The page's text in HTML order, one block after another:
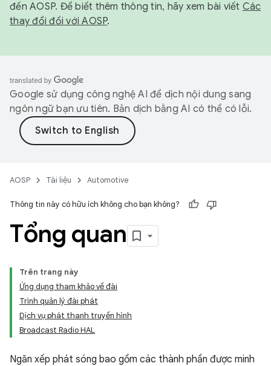
đến AOSP. Để biết thêm thông tin, hãy xem bài viết Các
thay đổi đối với AOSP.
Google sử dụng công nghệ AI để dịch nội dung sang
ngôn ngữ bạn ưu tiên. Bản dịch bằng AI có thể có lỗi.
AOSP Tài liệu Automotive
Thông tin này có hữu ích không cho bạn không?
Tổng quan
Trên trang này
Ứng dụng tham khảo về đài
Trình quản lý đài phát
Dịch vụ phát thanh truyền hình
Broadcast Radio HAL
Ngăn xếp phát sóng bao gồm các thành phần được minh